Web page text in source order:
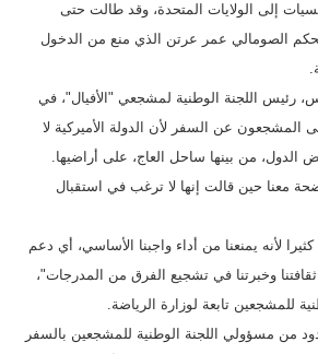
إلى الولايات المتحدة، وقد طالت حتى
الصومالي عمر عرتن الذي منع من الدخول
رئيس اللجنة الوطنية لمشجعي "الأفيال"، في
عن السفر لأن الدولة الأميركية لا
من بينها ساحل العاج، على أراضيها.
معنا حين قالت إنها لا ترغب في استقبال
لأنه يمنعنا من أداء واجبنا الأساسي، أي دعم
ثقافتنا وخبرتنا في تشجيع الفرق من المدرجات"،
للمشجعين تابعة لوزارة الرياضة.
من مسؤولي اللجنة الوطنية للمشجعين بالسفر